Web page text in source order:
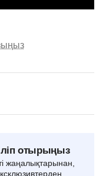
отырыңыз
жаңалықтарынан,